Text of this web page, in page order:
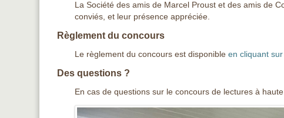
La Société des amis de Marcel Proust et des amis de
conviés, et leur présence appréciée.
Règlement du concours
Le règlement du concours est disponibleen cliquant
Des questions ?
En cas de questions sur le concours de lectures à